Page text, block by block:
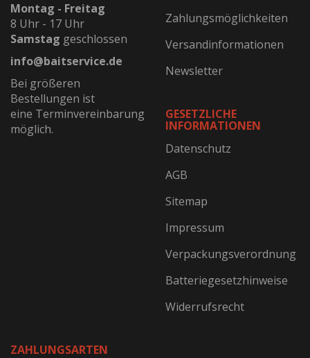
Montag - Freitag
8 Uhr - 17 Uhr
Samstag geschlossen
info@baitservice.de
Bei größeren
Bestellungen ist
eine Terminvereinbarung
möglich.
Zahlungsmöglichkeiten
Versandinformationen
Newsletter
GESETZLICHE
INFORMATIONEN
Datenschutz
AGB
Sitemap
Impressum
Verpackungsverordnung
Batteriegesetzhinweise
Widerrufsrecht
ZAHLUNGSARTEN